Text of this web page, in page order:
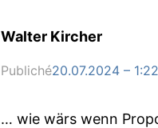
Walter Kircher
Publiché20.07.2024 – 1:22
… wie wärs wenn